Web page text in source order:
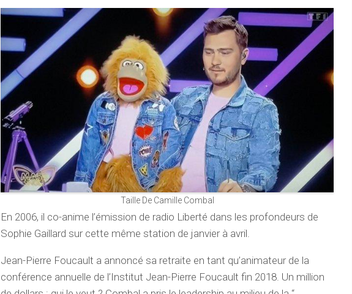
Taille De Camille Combal
En 2006, il co-anime l’émission de radio Liberté dans les profondeurs de
Sophie Gaillard sur cette même station de janvier à avril.
Jean-Pierre Foucault a annoncé sa retraite en tant qu’animateur de la
conférence annuelle de l’Institut Jean-Pierre Foucault fin 2018. Un million